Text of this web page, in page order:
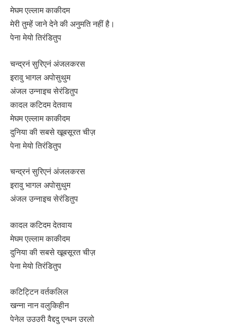
मेघम एल्लाम काकीदम
मेरी तुम्हें जाने देने की अनुमति नहीं है।
पेना मेयो तिरंडितुप
चन्द्रनं सुरिएनं अंजलकरस
इरावु भागल अपोसुथुम
अंजल उन्नाइच सेरंडितुप
कादल कटिदम देतवाय
मेघम एल्लाम काकीदम
दुनिया की सबसे खूबसूरत चीज़
पेना मेयो तिरंडितुप
चन्द्रनं सुरिएनं अंजलकरस
इरावु भागल अपोसुथुम
अंजल उन्नाइच सेरंडितुप
कादल कटिदम देतवाय
मेघम एल्लाम काकीदम
दुनिया की सबसे खूबसूरत चीज़
पेना मेयो तिरंडितुप
कटिट्टिन वर्तकलिल
खन्ना नान वलुकिहीन
पेनेल उउउरी वैद्ददु एन्धन उरलो